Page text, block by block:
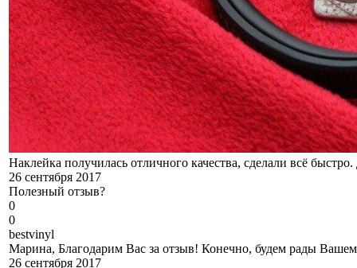
Наклейка получилась отличного качества, сделали всё
26 сентября 2017
Полезный отзыв?
0
0
bestvinyl
Марина, Благодарим Вас за отзыв! Конечно, будем рады
26 сентября 2017